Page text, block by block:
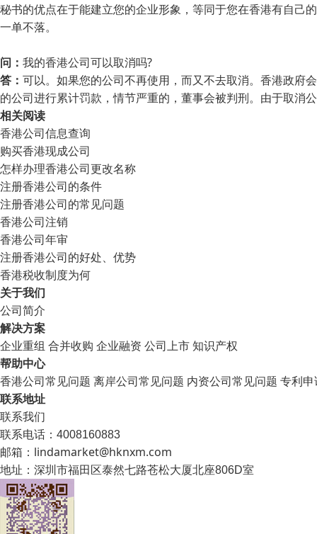
秘书的优点在于能建立您的企业形象，等同于您在香港有自己
一单不落。
问： 我的香港公司可以取消吗?
答： 可以。如果您的公司不再使用，而又不去取消。香港政府
的公司进行累计罚款，情节严重的，董事会被判刑。由于取消
相关阅读
香港公司信息查询
购买香港现成公司
怎样办理香港公司更改名称
注册香港公司的条件
注册香港公司的常见问题
香港公司注销
香港公司年审
注册香港公司的好处、优势
香港税收制度为何
关于我们
公司简介
解决方案
企业重组 合并收购 企业融资 公司上市知识产权
帮助中心
香港公司常见问题 离岸公司常见问题 内资公司常见问题 专利
联系地址
联系我们
联系电话：4008160883
邮箱：lindamarket@hknxm.com
地址： 深圳市福田区泰然七路苍松大厦北座806D室